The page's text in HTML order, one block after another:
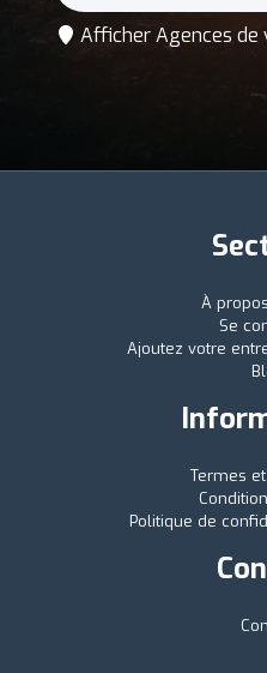
Afficher Agences de
À
Se
Ajoutez votre
Termes
Politique de